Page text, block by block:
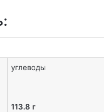
углеводы
113.8 г